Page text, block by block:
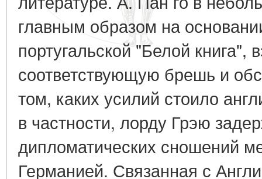
главным образом на
португальской "Белой книга",
соответствующую брешь и
том, каких усилий стоило
в частности, лорду Грэю
дипломатических сношений
Германией. Связанная с